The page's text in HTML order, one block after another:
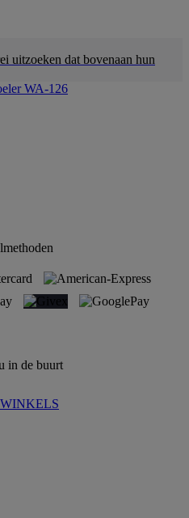
uitzoeken dat bovenaan hun
in de buurt